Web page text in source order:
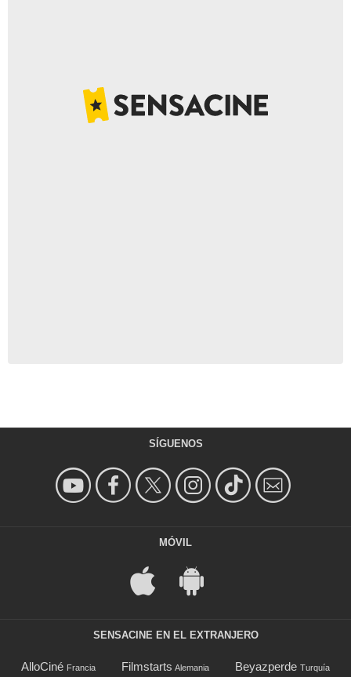
SÍGUENOS
MÓVIL
SENSACINE EN EL EXTRANJERO
AlloCiné Francia Filmstarts Alemania Beyazperde Turquía